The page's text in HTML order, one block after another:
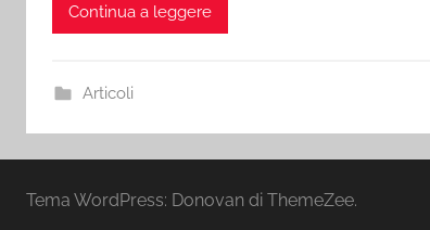
Continua a leggere
Articoli
Tema WordPress: Donovan di ThemeZee.